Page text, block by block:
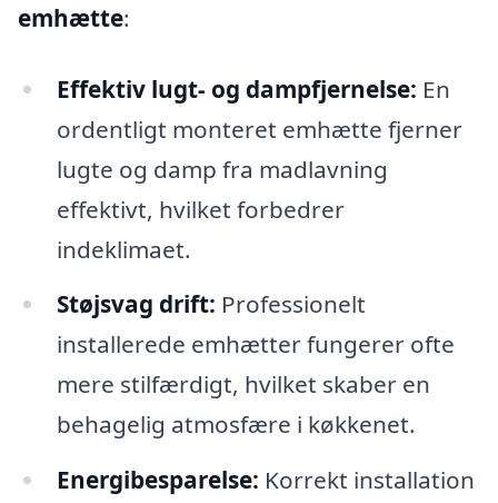
emhætte:
Effektiv lugt- og dampfjernelse: En
ordentligt monteret emhætte fjerner
lugte og damp fra madlavning
effektivt, hvilket forbedrer
indeklimaet.
Støjsvag drift: Professionelt
installerede emhætter fungerer ofte
mere stilfærdigt, hvilket skaber en
behagelig atmosfære i køkkenet.
Energibesparelse: Korrekt installation